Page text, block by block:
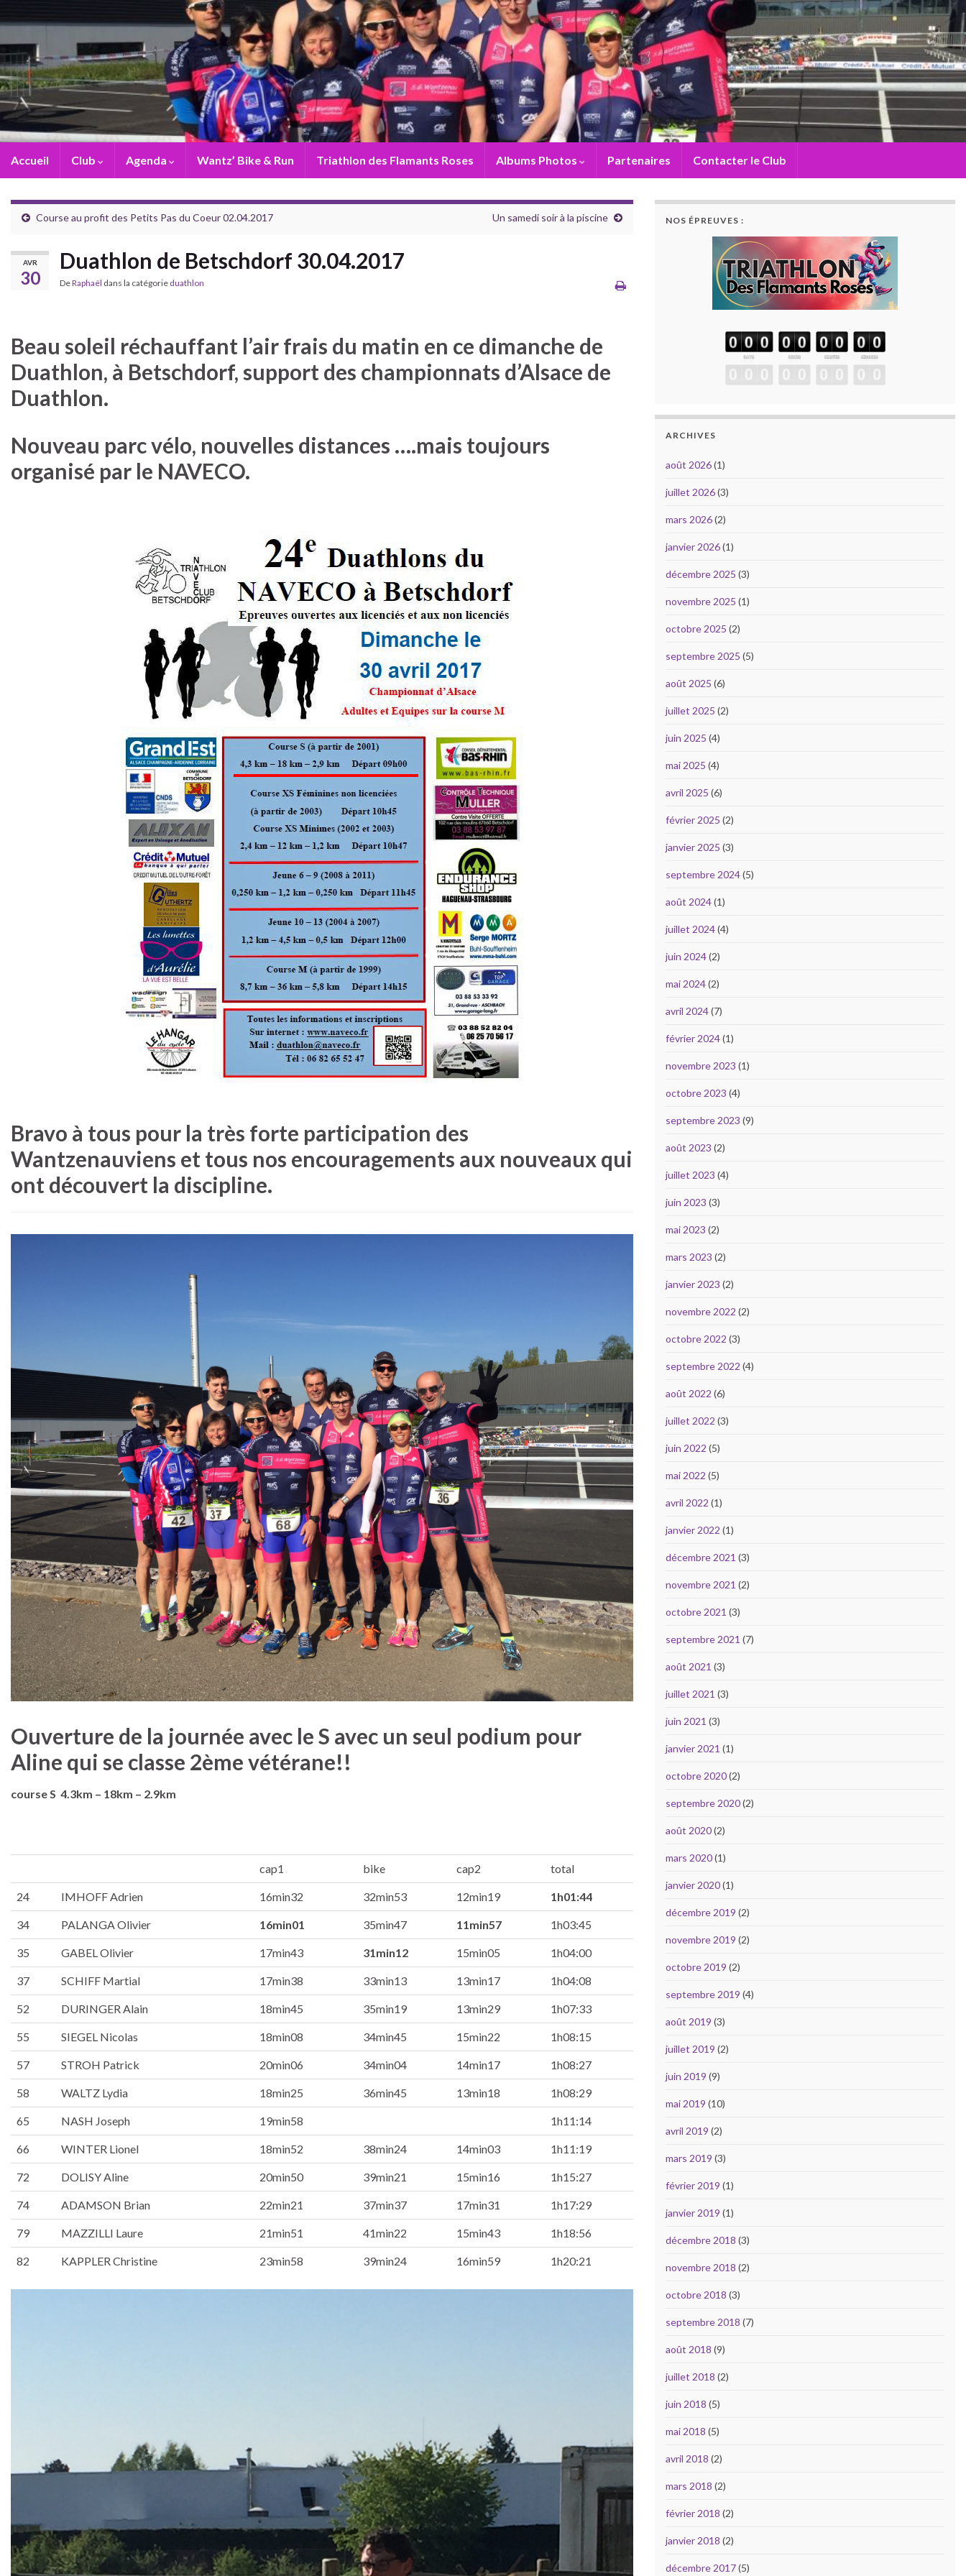
Accueil Club Agenda Wantz’ Bike & Run Triathlon des Flamants Roses Albums Photos Partenaires Contacter le Club
Course au profit des Petits Pas du Coeur 02.04.2017 Un samedi soir à la piscine
AVR
30
Duathlon de Betschdorf 30.04.2017
DeRaphaël dans la catégorie duathlon
Beau soleil réchauffant l’air frais du matin en ce dimanche de
Duathlon, à Betschdorf, support des championnats d’Alsace de
Duathlon.
Nouveau parc vélo, nouvelles distances ….mais toujours
organisé par le NAVECO.
Bravo à tous pour la très forte participation des
Wantzenauviens et tous nos encouragements aux nouveaux qui
ont découvert la discipline.
Ouverture de la journée avec le S avec un seul podium pour
Aline qui se classe 2ème vétérane!!
course S 4.3km – 18km – 2.9km
cap1 bike cap2 total
24 IMHOFF Adrien 16min32 32min53 12min19 1h01:44
34 PALANGA Olivier 16min01 35min47 11min57 1h03:45
35 GABEL Olivier 17min43 31min12 15min05 1h04:00
37 SCHIFF Martial 17min38 33min13 13min17 1h04:08
52 DURINGER Alain 18min45 35min19 13min29 1h07:33
55 SIEGEL Nicolas 18min08 34min45 15min22 1h08:15
57 STROH Patrick 20min06 34min04 14min17 1h08:27
58 WALTZ Lydia 18min25 36min45 13min18 1h08:29
65 NASH Joseph 19min58 1h11:14
66 WINTER Lionel 18min52 38min24 14min03 1h11:19
72 DOLISY Aline 20min50 39min21 15min16 1h15:27
74 ADAMSON Brian 22min21 37min37 17min31 1h17:29
79 MAZZILLI Laure 21min51 41min22 15min43 1h18:56
82 KAPPLER Christine 23min58 39min24 16min59 1h20:21
NOS ÉPREUVES :
ARCHIVES
août 2026(1)
juillet 2026(3)
mars 2026(2)
janvier 2026(1)
décembre 2025 (3)
novembre 2025 (1)
octobre 2025 (2)
septembre 2025 (5)
août 2025 (6)
juillet 2025 (2)
juin 2025 (4)
mai 2025 (4)
avril 2025 (6)
février 2025 (2)
janvier 2025 (3)
septembre 2024(5)
août 2024(1)
juillet 2024(4)
juin 2024(2)
mai 2024(2)
avril 2024(7)
février 2024(1)
novembre 2023 (1)
octobre 2023 (4)
septembre 2023 (9)
août 2023 (2)
juillet 2023 (4)
juin 2023 (3)
mai 2023 (2)
mars 2023 (2)
janvier 2023 (2)
novembre 2022 (2)
octobre 2022 (3)
septembre 2022 (4)
août 2022 (6)
juillet 2022 (3)
juin 2022 (5)
mai 2022 (5)
avril 2022 (1)
janvier 2022 (1)
décembre 2021 (3)
novembre 2021 (2)
octobre 2021 (3)
septembre 2021 (7)
août 2021 (3)
juillet 2021 (3)
juin 2021 (3)
janvier 2021 (1)
octobre 2020(2)
septembre 2020(2)
août 2020(2)
mars 2020(1)
janvier 2020(1)
décembre 2019 (2)
novembre 2019 (2)
octobre 2019 (2)
septembre 2019 (4)
août 2019 (3)
juillet 2019 (2)
juin 2019 (9)
mai 2019 (10)
avril 2019 (2)
mars 2019 (3)
février 2019 (1)
janvier 2019 (1)
décembre 2018 (3)
novembre 2018 (2)
octobre 2018 (3)
septembre 2018 (7)
août 2018 (9)
juillet 2018 (2)
juin 2018 (5)
mai 2018 (5)
avril 2018 (2)
mars 2018 (2)
février 2018 (2)
janvier 2018 (2)
décembre 2017(5)